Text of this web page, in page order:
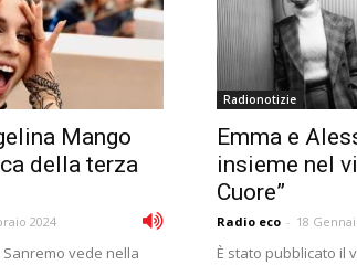
Mango
della terza
2024
vede nella
Radionotizie
Emma e
insieme nel
Cuore”
Radio eco - 18
È stato pubblicato il